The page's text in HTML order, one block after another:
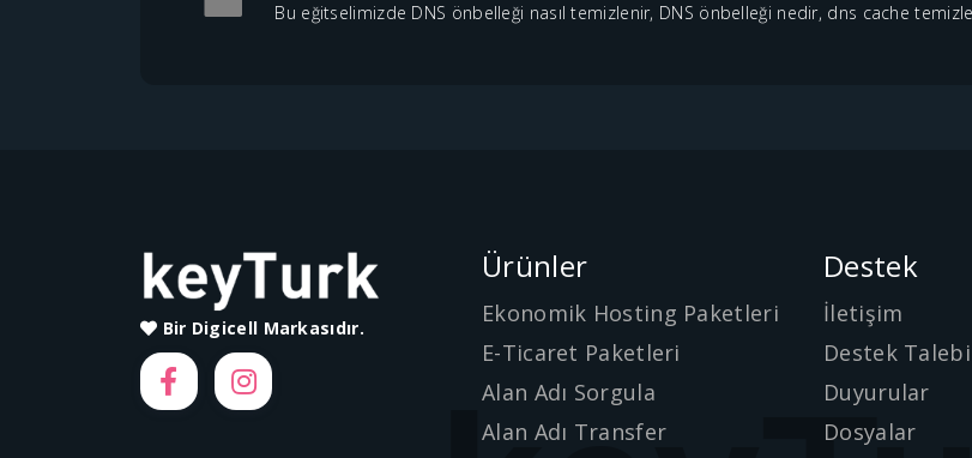
Bu eğitselimizde DNS önbelleği nasıl temizlenir, DNS önbelleği nedir, dns cache
Bir Digicell Markasıdır.
Ürünler
Ekonomik Hosting Paketleri
E-Ticaret Paketleri
Alan Adı Sorgula
Alan Adı Transfer
Destek
İletişim
Destek Talebi
Duyurular
Dosyalar